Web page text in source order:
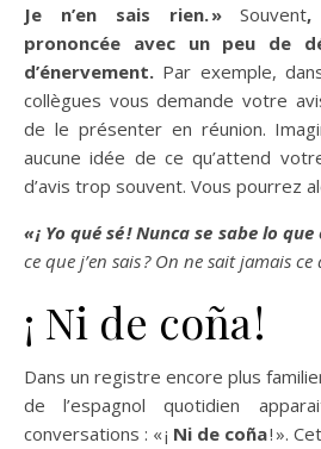
Je n’en sais rien. »Souvent,
prononcée avec un peu de
d’énervement. Par exemple,
collègues vous demande votre
de le présenter en réunion.
aucune idée de ce qu’attend
d’avis trop souvent. Vous pourrez
« ¡ Yo qué sé! Nunca se sabe lo que
ce que j’en sais? On ne sait jamais ce
¡ Ni de coña !
Dans un registre encore plus
de l’espagnol quotidien
conversations : « ¡ Ni de coña! ».